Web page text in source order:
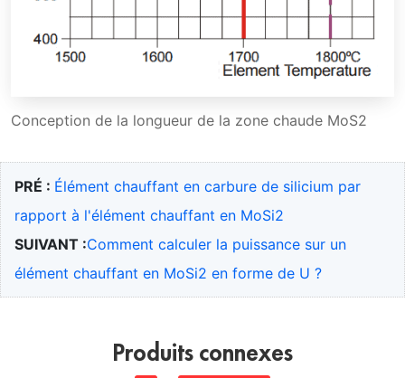
Conception de la longueur de la zone chaude MoS2
PRÉ : Élément chauffant en carbure de silicium par
rapport à l'élément chauffant en MoSi2
SUIVANT :Comment calculer la puissance sur un
élément chauffant en MoSi2 en forme de U ?
Produits connexes